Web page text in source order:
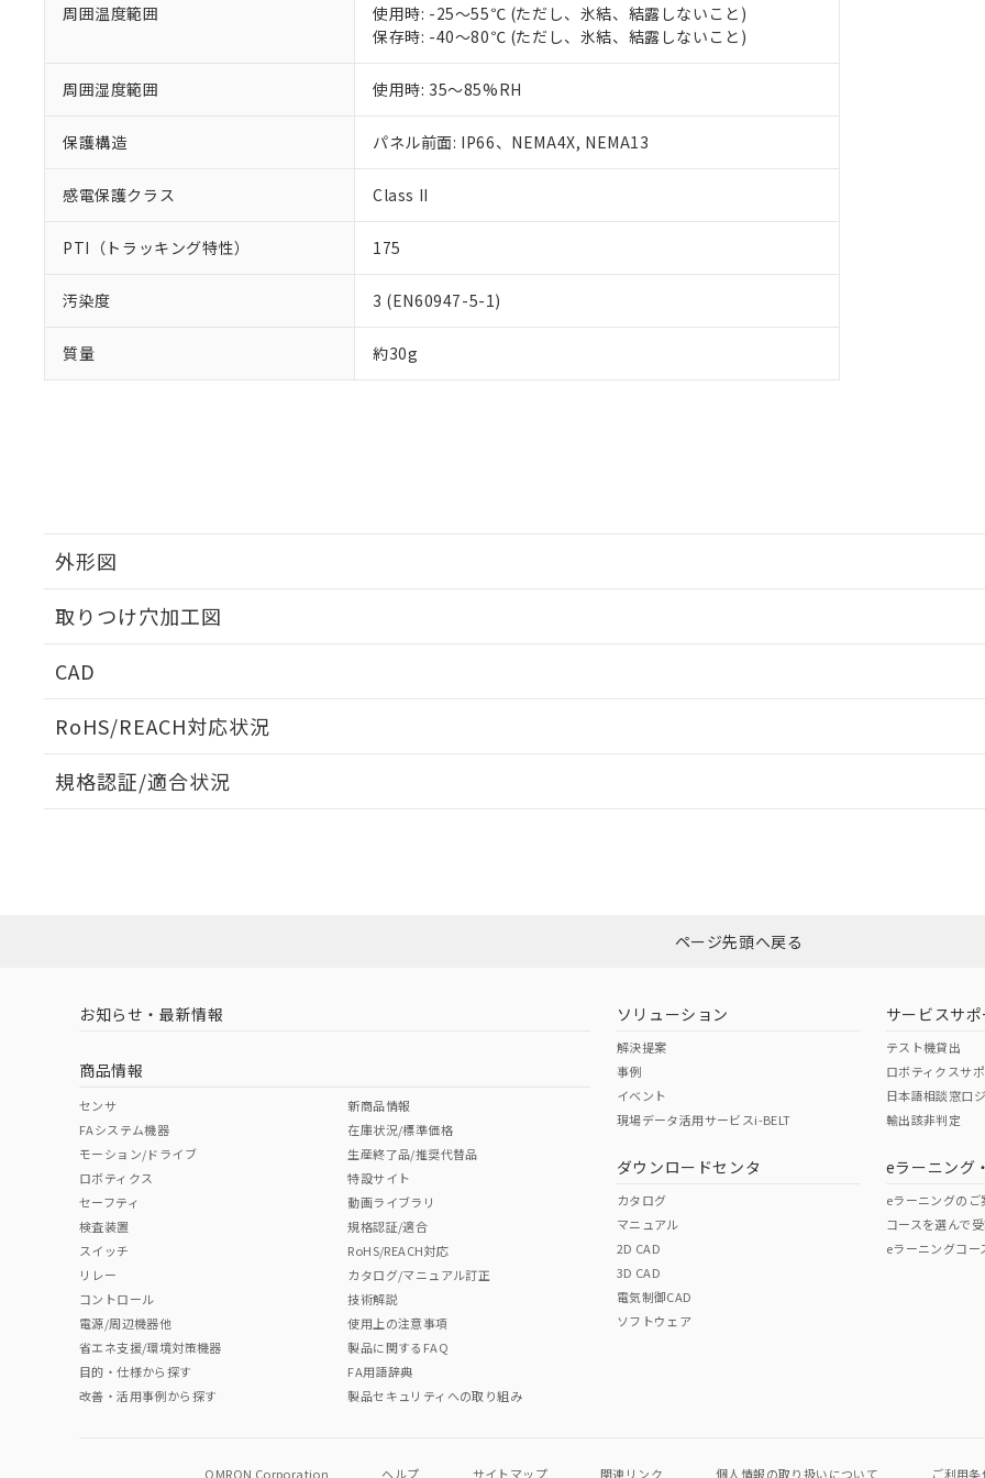
周囲温度範囲
使用時: -25～55℃ (ただし、氷結、結露しないこと)
保存時: -40～80℃ (ただし、氷結、結露しないこと)
周囲湿度範囲 使用時: 35～85%RH
保護構造 パネル前面: IP66、NEMA4X, NEMA13
感電保護クラス Class II
PTI（トラッキング特性） 175
汚染度 3 (EN60947-5-1)
質量 約30g
外形図
取りつけ穴加工図
CAD
RoHS/REACH対応状況
EU RoHS 注意事項・凡例
ダウンロードはこちら
中国 RoHS 注意事項・凡例
中国 RoHS表
Pb Hg Cr(VI)
"対応済み"や非含有の記載がされた商品であっても、流通在庫等で未対応品が混在する可能性があります。
非含有品が必要な際は、弊社営業部門もしくは販売店へお問い合わせください。
規格認証/適合状況
が、当社の製品・サービスに関するお客様との取引・商談に必要な範囲で利用する
さい。
※当社の共同利用者とは、"個人情報の共同利用に関して"
の「1.共同利用者の
いる法人を指します。
下記の非含有証明書をダウンロードすることができます。
EU RoHS指令（10物質）の非含有証明書
※本証明書は発行日時点で非含有を証明するもので、過去に遡って非含有を証明するも
また、RoHS指令のフタル酸エステル類４物質の対応では、対応完了までの期間は出
混在することから備考欄に対応日を記載しておりました。
既に当社にて対応品への在庫切替を完了していることから、特段のことがない限り、
り割愛しております。
合意する
ページ先頭へ戻る
お知らせ・最新情報
商品情報
センサ
FAシステム機器
モーション/ドライブ
ロボティクス
セーフティ
検査装置
スイッチ
リレー
コントロール
電源/周辺機器他
省エネ支援/環境対策機器
目的・仕様から探す
改善・活用事例から探す
新商品情報
在庫状況/標準価格
生産終了品/推奨代替品
特設サイト
動画ライブラリ
規格認証/適合
RoHS/REACH対応
カタログ/マニュアル訂正
技術解説
使用上の注意事項
製品に関するFAQ
FA用語辞典
製品セキュリティへの取り組み
ソリューション
解決提案
事例
イベント
現場データ活用サービスi-BELT
ダウンロードセンタ
カタログ
マニュアル
2D CAD
3D CAD
電気制御CAD
ソフトウェア
サービスサポ
テスト機貸出
ロボティクスサ
日本語相談窓口
輸出該非判定
eラーニング
eラーニングのご
コースを選んで
eラーニングコー
OMRON Corporation ヘルプ サイトマップ 関連リンク 個人情報の取り扱いについて ご利用条